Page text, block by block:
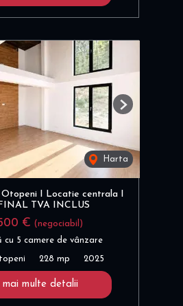
Harta
Next
Otopeni I Locatie centrala I
TVA INCLUS
€ (negociabil)
cu 5 camere de vânzare
228 mp 2025
mai multe detalii